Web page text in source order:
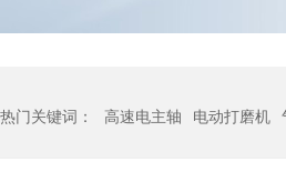
热门关键词： 高速电主轴 电动打磨机